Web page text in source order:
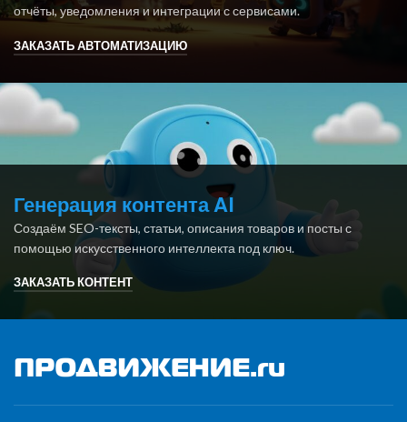
отчёты, уведомления и интеграции с сервисами.
ЗАКАЗАТЬ АВТОМАТИЗАЦИЮ
Генерация контента AI
Создаём SEO-тексты, статьи, описания товаров и посты с
помощью искусственного интеллекта под ключ.
ЗАКАЗАТЬ КОНТЕНТ